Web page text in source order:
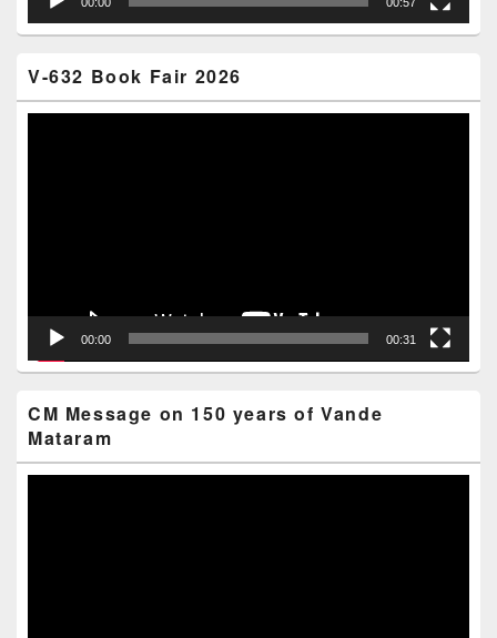
V-632 Book Fair 2026
00:00 00:31
CM Message on 150 years of Vande
Mataram